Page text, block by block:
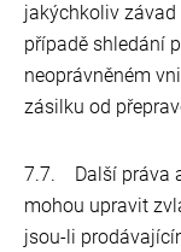
jakýchkoliv
případě shledání
neoprávněném
zásilku od
7.7. Další práva
mohou upravit
jsou-li